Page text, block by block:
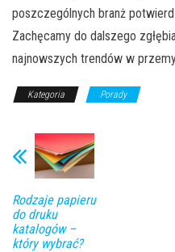
poszczególnych branż
Zachęcamy do dalszego
najnowszych trendów w
Kategoria Porady
Rodzaje papieru
do druku
katalogów –
który wybrać?